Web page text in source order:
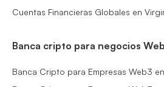
Cuentas Financieras Globales en
Banca cripto para negocios
Banca Cripto para Empresas Web3